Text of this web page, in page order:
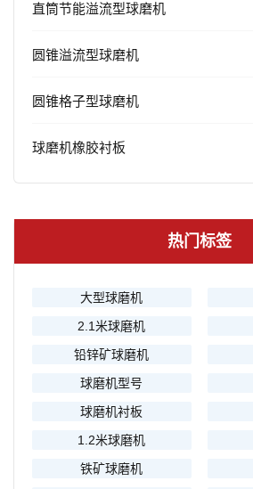
直筒节能溢流型球磨机
圆锥溢流型球磨机
圆锥格子型球磨机
球磨机橡胶衬板
热门标签
大型球磨机
2.1米球磨机
铅锌矿球磨机
球磨机型号
球磨机衬板
1.2米球磨机
铁矿球磨机